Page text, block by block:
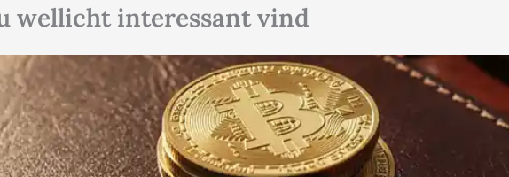
wellicht interessant vind
Klik hier